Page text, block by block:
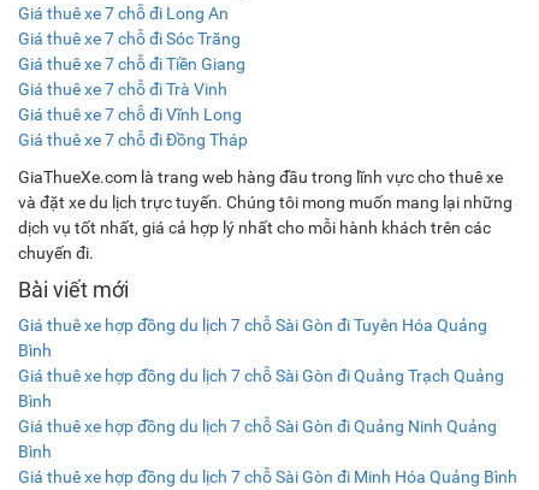
Giá thuê xe 7 chỗ đi Long An
Giá thuê xe 7 chỗ đi Sóc Trăng
Giá thuê xe 7 chỗ đi Tiền Giang
Giá thuê xe 7 chỗ đi Trà Vinh
Giá thuê xe 7 chỗ đi Vĩnh Long
Giá thuê xe 7 chỗ đi Đồng Tháp
GiaThueXe.com là trang web hàng đầu trong lĩnh vực cho thuê xe
và đặt xe du lịch trực tuyến. Chúng tôi mong muốn mang lại những
dịch vụ tốt nhất, giá cả hợp lý nhất cho mỗi hành khách trên các
chuyến đi.
Bài viết mới
Giá thuê xe hợp đồng du lịch 7 chỗ Sài Gòn đi Tuyên Hóa Quảng
Bình
Giá thuê xe hợp đồng du lịch 7 chỗ Sài Gòn đi Quảng Trạch Quảng
Bình
Giá thuê xe hợp đồng du lịch 7 chỗ Sài Gòn đi Quảng Ninh Quảng
Bình
Giá thuê xe hợp đồng du lịch 7 chỗ Sài Gòn đi Minh Hóa Quảng Bình